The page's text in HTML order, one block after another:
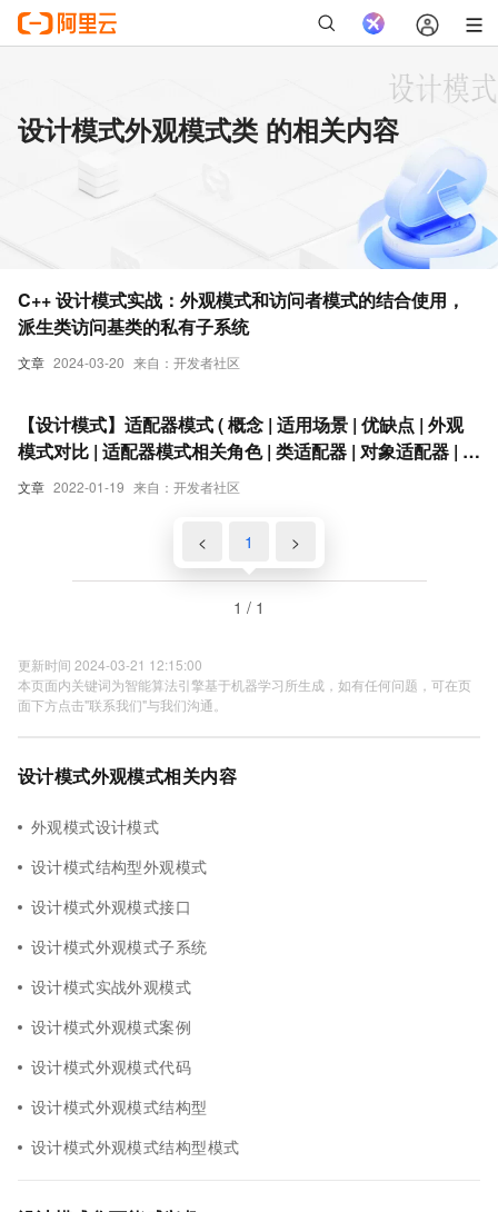
设计模式外观模式类 的相关内容
文章 2024-03-20 来自：开发者社区
C++ 设计模式实战：外观模式和访问者模式的结合使用，
派生类访问基类的私有子系统
文章 2022-01-19 来自：开发者社区
【设计模式】适配器模式 ( 概念 | 适用场景 | 优缺点 | 外观
模式对比 | 适配器模式相关角色 | 类适配器 | 对象适配器 | 实
现流程 )
< 1 >
1 / 1
更新时间 2024-03-21 12:15:00
本页面内关键词为智能算法引擎基于机器学习所生成，如有任何问题，可在页
面下方点击"联系我们"与我们沟通。
设计模式外观模式相关内容
外观模式设计模式
设计模式结构型外观模式
设计模式外观模式接口
设计模式外观模式子系统
设计模式实战外观模式
设计模式外观模式案例
设计模式外观模式代码
设计模式外观模式结构型
设计模式外观模式结构型模式